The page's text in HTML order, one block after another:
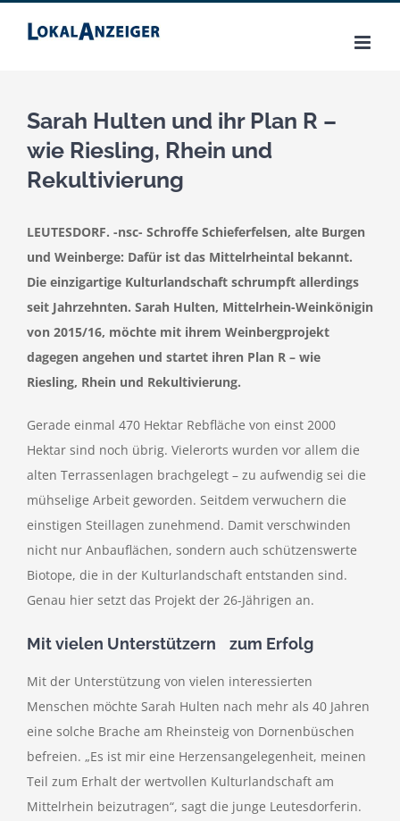
Inhalt
Sarah Hulten und ihr Plan R –
wie Riesling, Rhein und
Rekultivierung
LEUTESDORF. -nsc- Schroffe Schieferfelsen, alte Burgen
und Weinberge: Dafür ist das Mittelrheintal bekannt.
Die einzigartige Kulturlandschaft schrumpft allerdings
seit Jahrzehnten. Sarah Hulten, Mittelrhein-Weinkönigin
von 2015/16, möchte mit ihrem Weinbergprojekt
dagegen angehen und startet ihren Plan R – wie
Riesling, Rhein und Rekultivierung.
Gerade einmal 470 Hektar Rebfläche von einst 2000
Hektar sind noch übrig. Vielerorts wurden vor allem die
alten Terrassenlagen brachgelegt – zu aufwendig sei die
mühselige Arbeit geworden. Seitdem verwuchern die
einstigen Steillagen zunehmend. Damit verschwinden
nicht nur Anbauflächen, sondern auch schützenswerte
Biotope, die in der Kulturlandschaft entstanden sind.
Genau hier setzt das Projekt der 26-Jährigen an.
Mit vielen Unterstützern zum Erfolg
Mit der Unterstützung von vielen interessierten
Menschen möchte Sarah Hulten nach mehr als 40 Jahren
eine solche Brache am Rheinsteig von Dornenbüschen
befreien. „Es ist mir eine Herzensangelegenheit, meinen
Teil zum Erhalt der wertvollen Kulturlandschaft am
Mittelrhein beizutragen“, sagt die junge Leutesdorferin.